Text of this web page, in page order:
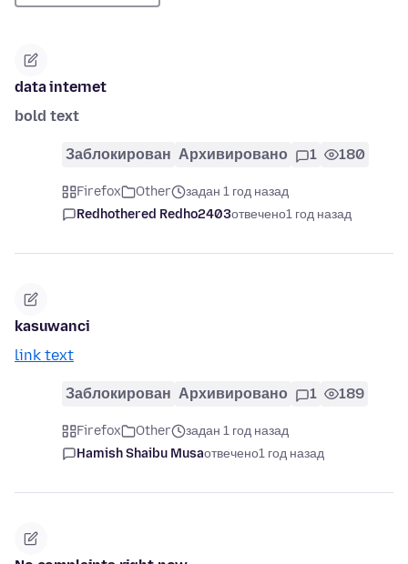
data internet
bold text
Заблокирован Архивировано 1 180
Firefox Other
задан 1 год назад
Redhothered Redho2403отвечено1 год назад
kasuwanci
link text
Заблокирован Архивировано 1 189
Firefox Other
задан 1 год назад
Hamish Shaibu Musaотвечено1 год назад